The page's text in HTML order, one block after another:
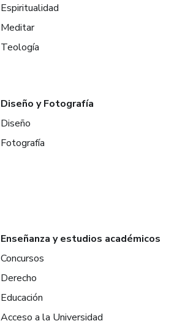
Espiritualidad
Meditar
Teología
Diseño y Fotografía
Diseño
Fotografía
Enseñanza y estudios académicos
Concursos
Derecho
Educación
Acceso a la Universidad